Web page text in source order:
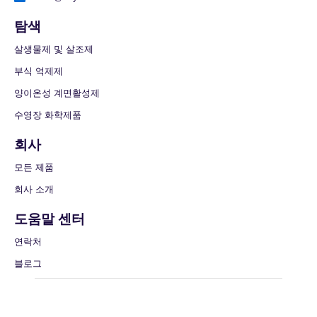
탐색
살생물제 및 살조제
부식 억제제
양이온성 계면활성제
수영장 화학제품
회사
모든 제품
회사 소개
도움말 센터
연락처
블로그